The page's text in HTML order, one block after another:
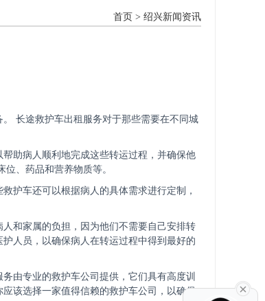
首页 > 绍兴新闻资讯
长途救护车出租服务对于那些需要在不同城
助病人顺利地完成这些转运过程，并确保他
、药品和营养物质等。
护车还可以根据病人的具体需求进行定制，
和家属的负担，因为他们不需要自己安排转
人员，以确保病人在转运过程中得到最好的
由专业的救护车公司提供，它们具有高度训
该选择一家值得信赖的救护车公司，以确保